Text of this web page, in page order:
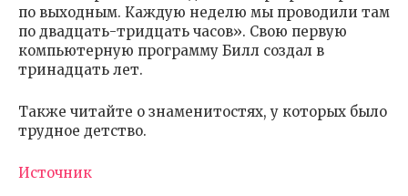
по выходным. Каждую неделю мы проводили там
по двадцать-тридцать часов». Свою первую
компьютерную программу Билл создал в
тринадцать лет.
Также читайте о знаменитостях, у которых было
трудное детство.
Источник